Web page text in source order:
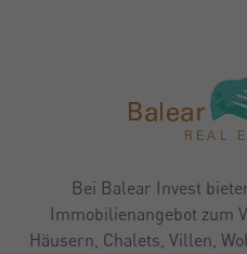
Bei Balear Invest
Immobilienangebot zum
Häusern, Chalets, Villen,